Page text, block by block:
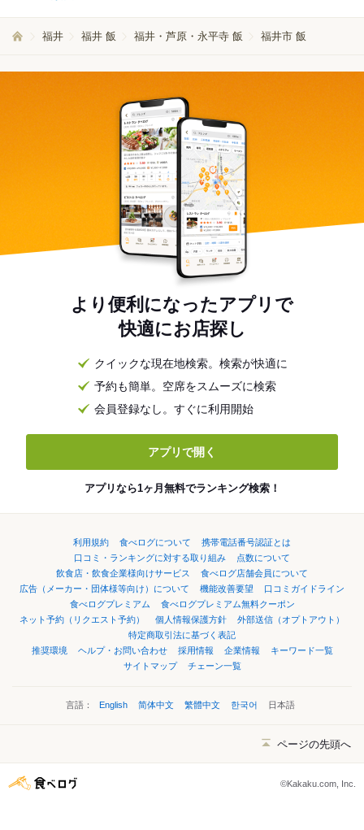
福井 福井 飯 福井・芦原・永平寺 飯 福井市 飯
より便利になったアプリで
快適にお店探し
クイックな現在地検索。検索が快適に
予約も簡単。空席をスムーズに検索
会員登録なし。すぐに利用開始
アプリで開く
アプリなら1ヶ月無料でランキング検索！
利用規約 食べログについて
携帯電話番号認証とは
口コミ・ランキングに対する取り組み
点数について
飲食店・飲食企業様向けサービス
食べログ店舗会員について
広告（メーカー・団体様等向け）について
機能改善要望
口コミガイドライン
食べログプレミアム
食べログプレミアム無料クーポン
ネット予約（リクエスト予約）
個人情報保護方針
外部送信（オプトアウト）
特定商取引法に基づく表記
推奨環境
ヘルプ・お問い合わせ 採用情報 企業情報
キーワード一覧
サイトマップ
チェーン一覧
言語： English 简体中文 繁體中文 한국어 日本語
ページの先頭へ
©Kakaku.com, Inc.